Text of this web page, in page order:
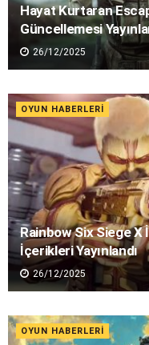
Hayat Kurtaran
Güncellemesi
26/12/2025
OYUN HABERLERI
Rainbow Six Siege
İçerikleri Yayınlandı
26/12/2025
OYUN HABERLERI